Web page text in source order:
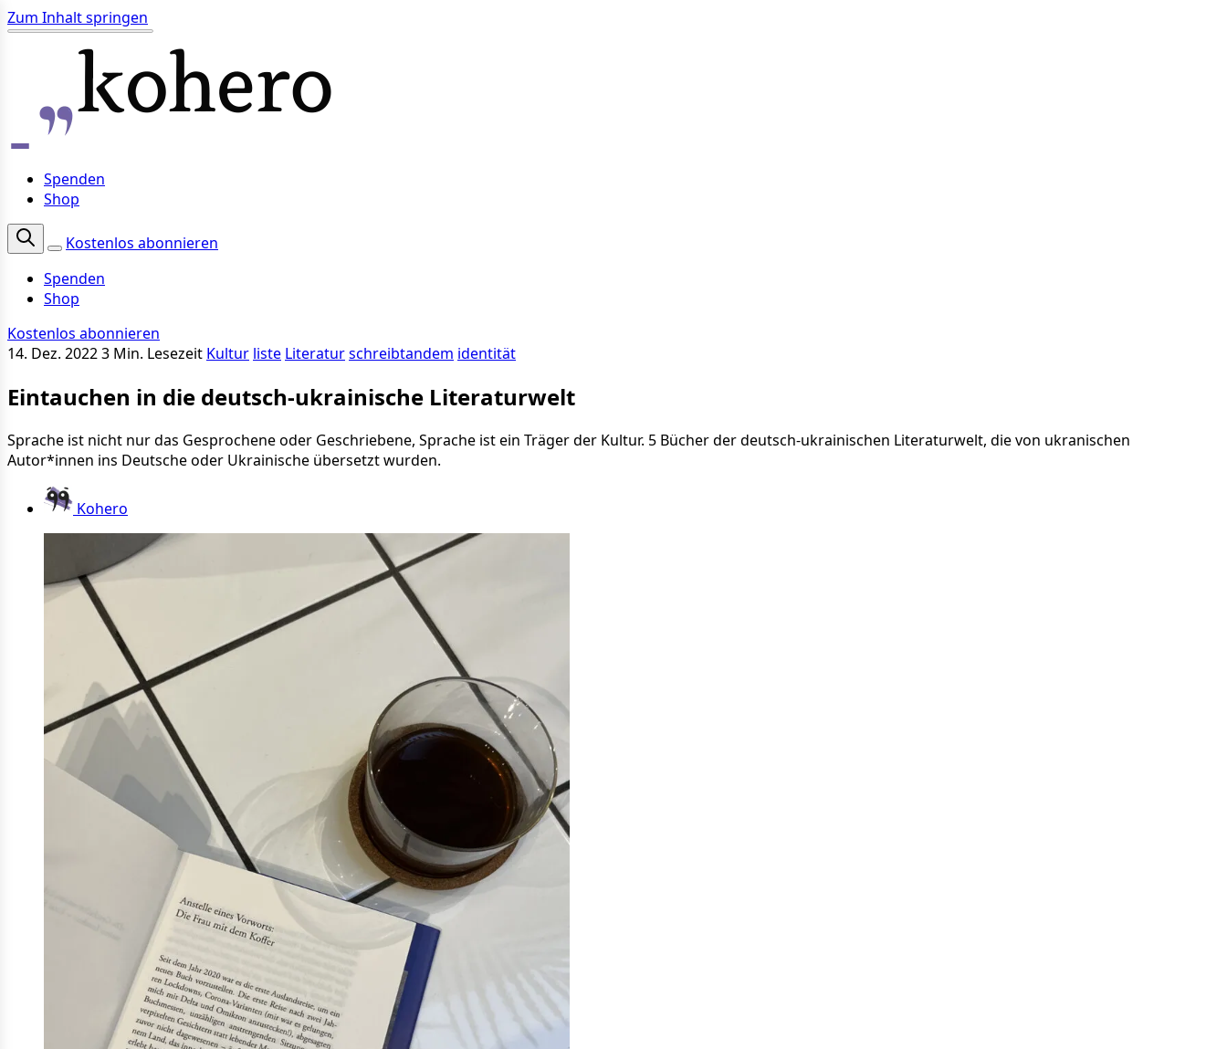
Zum Inhalt springen
Spenden
Shop
Kostenlos abonnieren
Spenden
Shop
Kostenlos abonnieren
14. Dez. 20223 Min. Lesezeit Kultur liste Literaturschreibtandem identität
Eintauchen in die deutsch-ukrainische Literaturwelt
Sprache ist nicht nur das Gesprochene oder Geschriebene, Sprache ist ein Träger der Kultur. 5 Bücher der deutsch-ukrainischen Literaturwelt, die von ukranischen
Autor*innen ins Deutsche oder Ukrainische übersetzt wurden.
Kohero